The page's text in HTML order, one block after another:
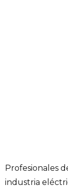
Profesionales
industria